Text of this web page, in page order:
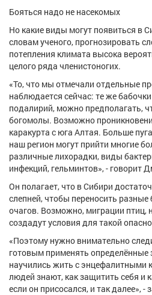
Бояться надо не насекомых
Но какие виды могут появиться в
словам ученого, прогнозировать
потепления климата высока
целого ряда членистоногих.
«То, что мы отмечали отдельные
наблюдается сейчас: те же
подалирий, можно предполагать,
богомолы. Возможно
каракурта с юга Алтая. Больше
наш регион могут прийти многие
различные лихорадки, виды
инфекций, гельминтов», - говорит
Он полагает, что в Сибири
слепней, чтобы переносить
очагов. Возможно, миграции птиц,
создадут условия для такой
«Поэтому нужно внимательно
готовым применять
научились жить с
людей знают, как защитить себя и
если он присосался, и так далее», -